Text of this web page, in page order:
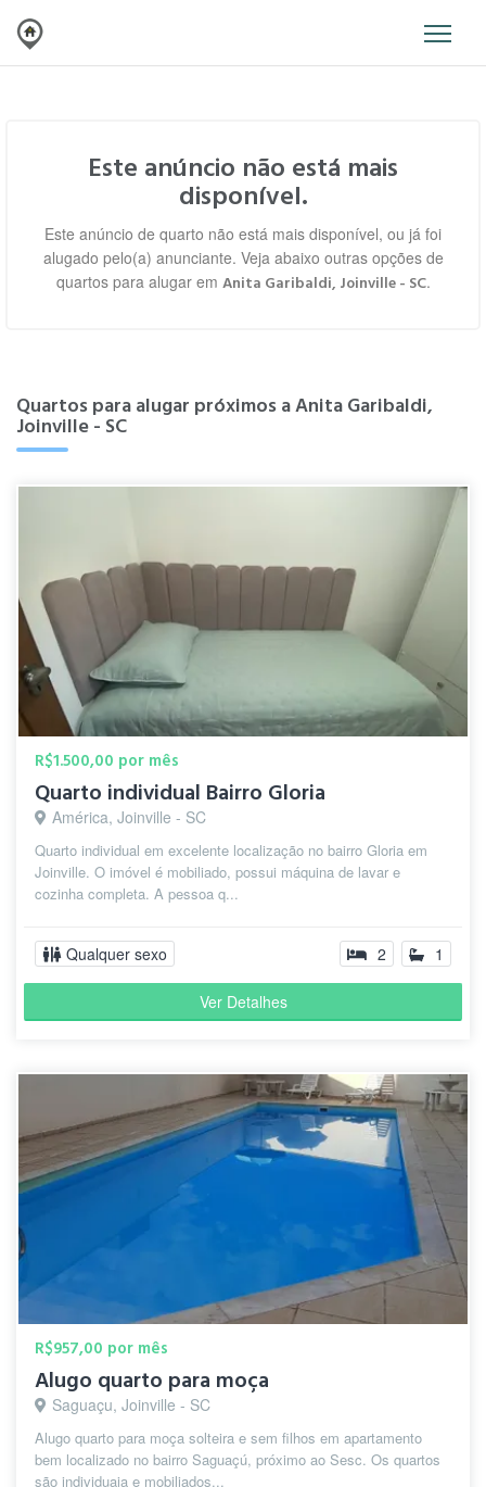
Este anúncio não está mais
disponível.
Este anúncio de quarto não está mais disponível, ou já foi
alugado pelo(a) anunciante. Veja abaixo outras opções de
quartos para alugar em Anita Garibaldi, Joinville - SC.
Quartos para alugar próximos a Anita Garibaldi,
Joinville - SC
R$1.500,00 por mês
Quarto individual Bairro Gloria
América, Joinville - SC
Quarto individual em excelente localização no bairro Gloria em
Joinville. O imóvel é mobiliado, possui máquina de lavar e
cozinha completa. A pessoa q...
Qualquer sexo 2 1
Ver Detalhes
R$957,00 por mês
Alugo quarto para moça
Saguaçu, Joinville - SC
Alugo quarto para moça solteira e sem filhos em apartamento
bem localizado no bairro Saguaçú, próximo ao Sesc. Os quartos
são individuaia e mobiliados...